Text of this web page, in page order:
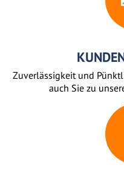
Zuverlässigkeit und
auch Sie zu